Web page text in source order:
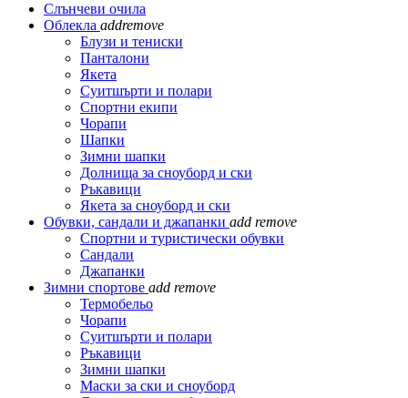
Слънчеви очила
Облекла addremove
Блузи и тениски
Панталони
Якета
Суитшърти и полари
Спортни екипи
Чорапи
Шапки
Зимни шапки
Долнища за сноуборд и ски
Ръкавици
Якета за сноуборд и ски
Обувки, сандали и джапанки add remove
Спортни и туристически обувки
Сандали
Джапанки
Зимни спортове add remove
Термобельо
Чорапи
Суитшърти и полари
Ръкавици
Зимни шапки
Маски за ски и сноуборд